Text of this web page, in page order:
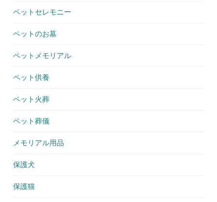
ペットセレモニー
ペットのお墓
ペットメモリアル
ペット供養
ペット火葬
ペット葬儀
メモリアル用品
保護犬
保護猫